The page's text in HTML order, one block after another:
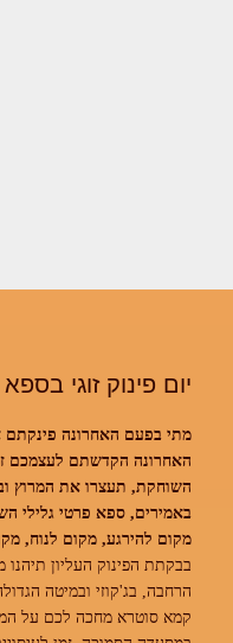
יום פינוק זוגי
מתי בפעם האחרונה
האחרונה הקדשתם לעצמכם
השוחקת, תעצרו את המרוץ
באמירים, ספא פרטי גלילי
מקום להירגע, מקום לנוח,
בבקתת הפינוק העליון
הרחבה, בג'קוזי ובמיטה
קמא סוטרא מחכה לכם על